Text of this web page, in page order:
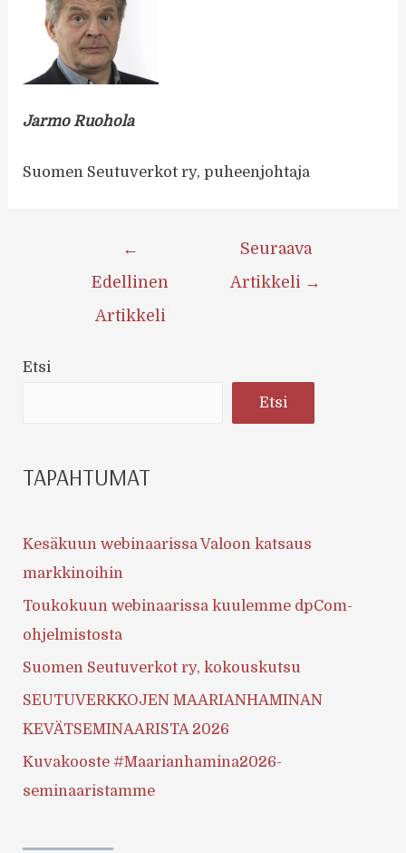
Jarmo Ruohola
Suomen Seutuverkot ry, puheenjohtaja
←
Edellinen
Artikkeli
Seuraava
Artikkeli →
Etsi
Etsi
TAPAHTUMAT
Kesäkuun webinaarissa Valoon katsaus
markkinoihin
Toukokuun webinaarissa kuulemme dpCom-
ohjelmistosta
Suomen Seutuverkot ry, kokouskutsu
SEUTUVERKKOJEN MAARIANHAMINAN
KEVÄTSEMINAARISTA 2026
Kuvakooste #Maarianhamina2026-
seminaaristamme